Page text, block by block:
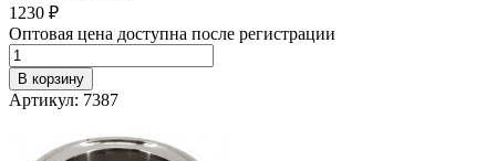
1230 ₽
Оптовая цена доступна после регистрации
В корзину
Артикул: 7387